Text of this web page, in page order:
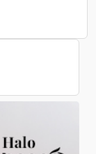
EMITT